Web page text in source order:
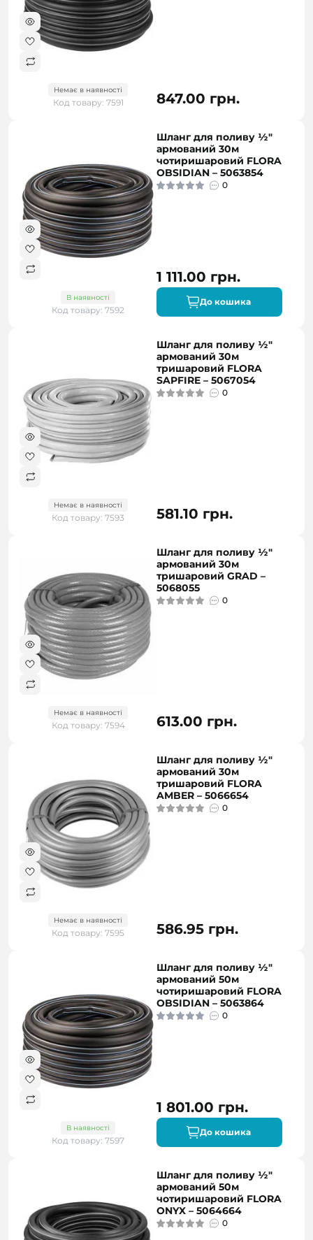
Немає в наявності
Код товару: 7591 847.00 грн.
В наявності
Код товару: 7592
Шланг для поливу ½"
армований 30м
чотиришаровий FLORA
OBSIDIAN – 5063854
0
1 111.00 грн.
До кошика
Немає в наявності
Код товару: 7593
Шланг для поливу ½"
армований 30м
тришаровий FLORA
SAPFIRE – 5067054
0
581.10 грн.
Немає в наявності
Код товару: 7594
Шланг для поливу ½"
армований 30м
тришаровий GRAD –
5068055
0
613.00 грн.
Немає в наявності
Код товару: 7595
Шланг для поливу ½"
армований 30м
тришаровий FLORA
AMBER – 5066654
0
586.95 грн.
В наявності
Код товару: 7597
Шланг для поливу ½″
армований 50м
чотиришаровий FLORA
OBSIDIAN – 5063864
0
1 801.00 грн.
До кошика
Шланг для поливу ½″
армований 50м
чотиришаровий FLORA
ONYX – 5064664
0